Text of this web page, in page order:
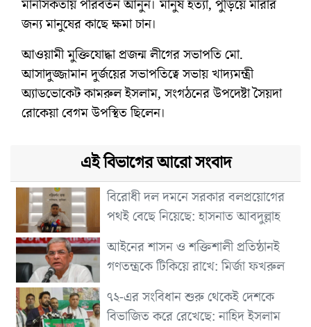
মানসিকতায় পরিবর্তন আনুন। মানুষ হত্যা, পুড়িয়ে মারার
জন্য মানুষের কাছে ক্ষমা চান।
আওয়ামী মুক্তিযোদ্ধা প্রজন্ম লীগের সভাপতি মো.
আসাদুজ্জামান দুর্জয়ের সভাপতিত্বে সভায় খাদ্যমন্ত্রী
অ্যাডভোকেট কামরুল ইসলাম, সংগঠনের উপদেষ্টা সৈয়দা
রোকেয়া বেগম উপস্থিত ছিলেন।
এই বিভাগের আরো সংবাদ
বিরোধী দল দমনে সরকার বলপ্রয়োগের
পথই বেছে নিয়েছে: হাসনাত আবদুল্লাহ
আইনের শাসন ও শক্তিশালী প্রতিষ্ঠানই
গণতন্ত্রকে টিকিয়ে রাখে: মির্জা ফখরুল
৭২-এর সংবিধান শুরু থেকেই দেশকে
বিভাজিত করে রেখেছে: নাহিদ ইসলাম